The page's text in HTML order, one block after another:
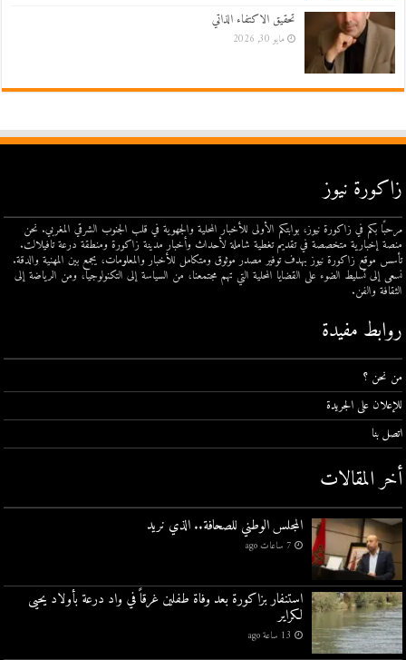
تحقيق الاكتفاء الذاتي
مايو 30, 2026
زاكورة نيوز
مرحبًا بكم في زاكورة نيوز، بوابتكم الأولى للأخبار المحلية والجهوية في قلب الجنوب الشرقي المغربي. نحن
منصة إخبارية متخصصة في تقديم تغطية شاملة لأحداث وأخبار مدينة زاكورة ومنطقة درعة تافيلالت.
تأسس موقع زاكورة نيوز بهدف توفير مصدر موثوق ومتكامل للأخبار والمعلومات، يجمع بين المهنية والدقة.
نسعى إلى تسليط الضوء على القضايا المحلية التي تهم مجتمعنا، من السياسة إلى التكنولوجيا، ومن الرياضة إلى
الثقافة والفن.
روابط مفيدة
من نحن ؟
للإعلان على الجريدة
اتصل بنا
أخر المقالات
المجلس الوطني للصحافة.. الذي نريد
7 ساعات ago
استنفار بزاكورة بعد وفاة طفلين غرقاً في واد درعة بأولاد يحيى
لكراير
13 ساعة ago